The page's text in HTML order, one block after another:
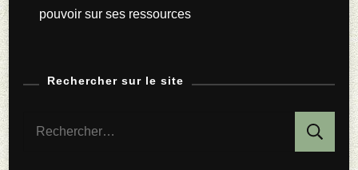
pouvoir sur ses ressources
Rechercher sur le site